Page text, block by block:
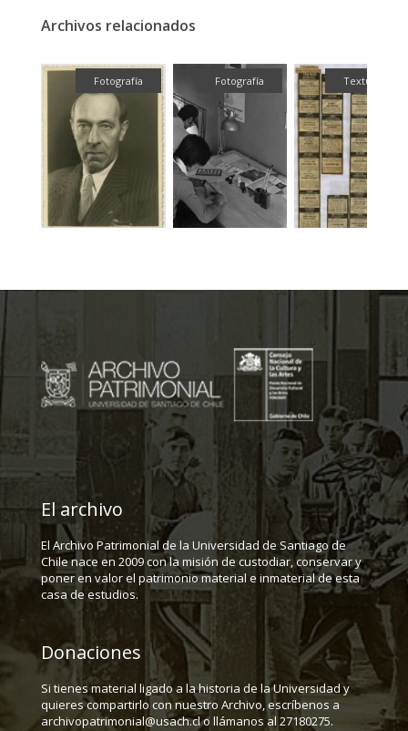
Archivos relacionados
Fotografía Fotografía Textual
El archivo
El Archivo Patrimonial de la Universidad de Santiago de
Chile nace en 2009 con la misión de custodiar, conservar y
poner en valor el patrimonio material e inmaterial de esta
casa de estudios.
Donaciones
Si tienes material ligado a la historia de la Universidad y
quieres compartirlo con nuestro Archivo, escríbenos a
archivopatrimonial@usach.cl o llámanos al 27180275.